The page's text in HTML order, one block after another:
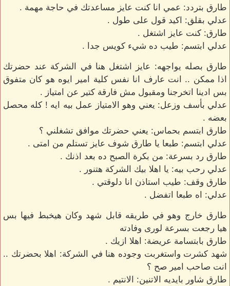
طارق بتردد: عمي انا كنت عايز مساعدتك في حاجة مهمة .
عدلي بقلق: اكيد قول على طول .
طارق: كنت عايز اشتغل .
عدلي ابتسم: طيب ده شيء كويس جدا .
طارق بصله يواجهه: عايز اشتغل هنا في الشركة عند حضرتك
اذا ممكن .. انت عارف انا نفس كلية امير ايوه هو كان متفوق
بس ادينا اتخرجنا ومقبول مش فارقة كتير عن امتياز .
عدلي بأسف وزعل: يعني وهو الامتياز عمل بيه ايه ! كله محصل
بعضه .
طارق ابتسم بحماس: يعني حضرتك موافق تشغلني ؟
عدلي ابتسم: طبعا يا طارق شوف عايز تستلم من امتى .
طارق رد بسرعة: من بكرة الصبح ده بعد اذنك .
عدلي رحب بيه: يا اهلا بيك الشركة هتنور .
طارق وقف: طيب استاذن انا دلوقتي .
عدلي: اه طبعا اتفضل .
طارق خارج وهو في طريقه قابل شهد وكان هيخبط فيها بس
هيا رجعت بسرعة لورى وفادته
طارق بابتسامة عريضة: اهلا ازيك .
شهد كشرت واستغربت وجوده هنا في الشركة: اهلا بحضرتك ..
انت صاحب امير صح ؟
طارق شاور بايديه الاتنين: الانتيم .